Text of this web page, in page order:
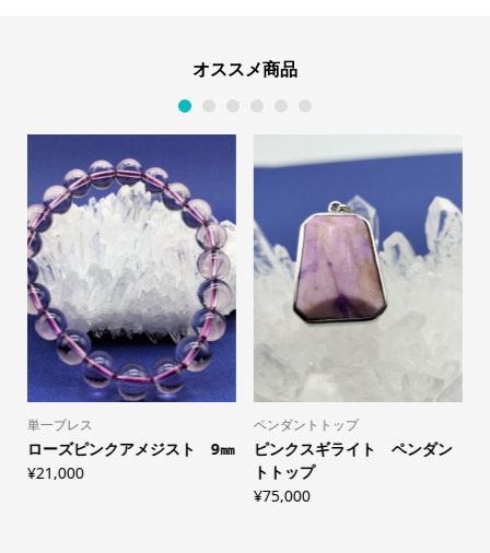
オススメ商品
単一ブレス
ローズピンクアメジスト 9㎜
¥21,000
ペンダントトップ
ピンクスギライト ペンダン
トトップ
¥75,000
1 2 3 4 5 6